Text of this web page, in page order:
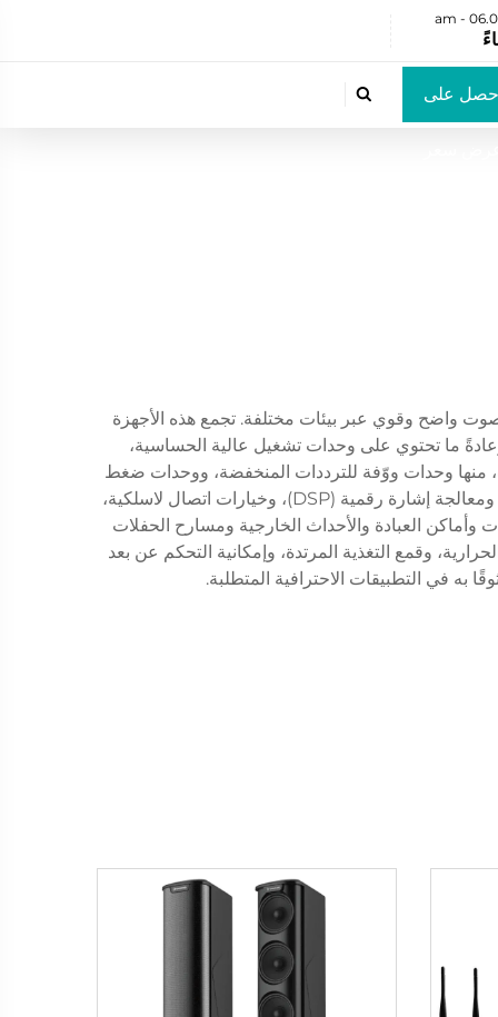
على 
واضح وقوي عبر بيئات مختلفة. تجمع هذه الأجهزة
ما تحتوي على وحدات تشغيل عالية الحساسية،
منها وحدات ووّفة للترددات المنخفضة، ووحدات ضغط
للترددات العالية، وشبكات تقسيم تضمن توزيعًا مثاليًا للصوت. وتتميز العديد من الموديلات الحديثة بتضمين مضخم صوت داخلي، ومعالجة إشارة رقمية (DSP)، وخيارات اتصال لاسلكية،
وأماكن العبادة والأحداث الخارجية ومسارح الحفلات
وقمع التغذية المرتدة، وإمكانية التحكم عن بعد
به في التطبيقات الاحترافية المتطلبة.